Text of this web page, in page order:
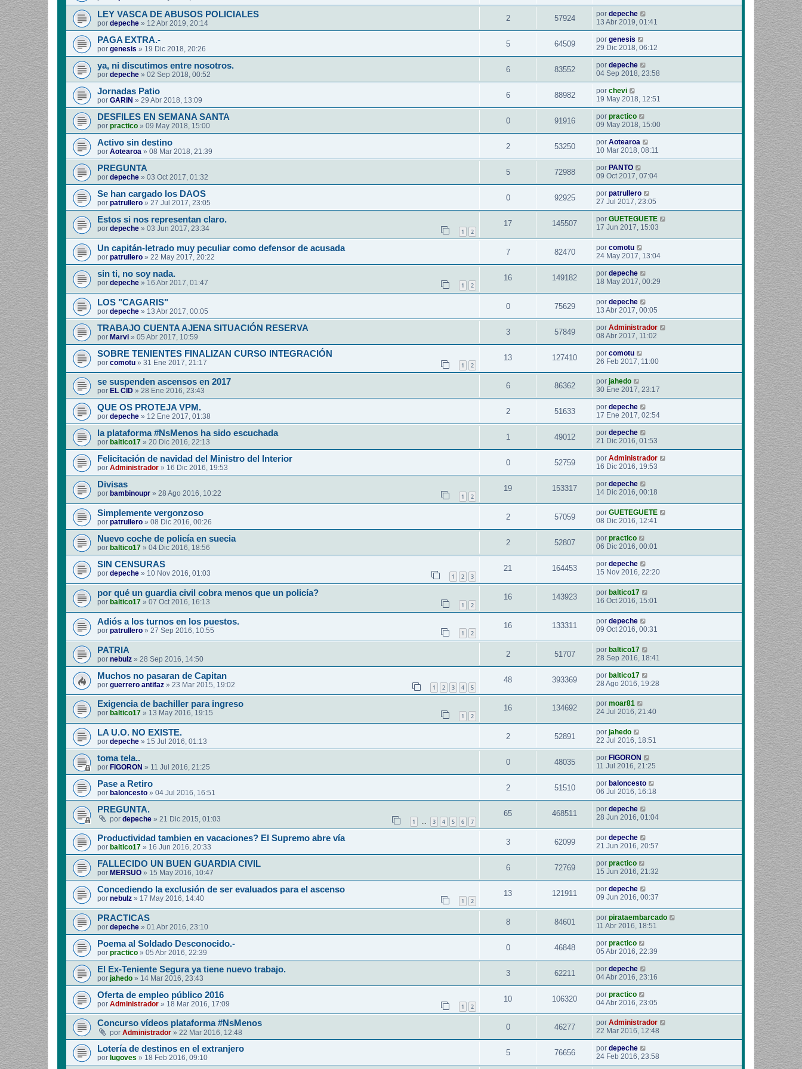
LEY VASCA DE ABUSOS POLICIALES
por depeche » 12 Abr 2019, 20:14
2 57924 por depeche
13 Abr 2019, 01:41
PAGA EXTRA.-
por genesis » 19 Dic 2018, 20:26
5 64509 por genesis
29 Dic 2018, 06:12
ya, ni discutimos entre nosotros.
por depeche » 02 Sep 2018, 00:52
6 83552 por depeche
04 Sep 2018, 23:58
Jornadas Patio
por GARIN » 29 Abr 2018, 13:09
6 88982 por chevi
19 May 2018, 12:51
DESFILES EN SEMANA SANTA
por practico » 09 May 2018, 15:00
0 91916 por practico
09 May 2018, 15:00
Activo sin destino
por Aotearoa » 08 Mar 2018, 21:39
2 53250 por Aotearoa
10 Mar 2018, 08:11
PREGUNTA
por depeche » 03 Oct 2017, 01:32
5 72988 por PANTO
09 Oct 2017, 07:04
Se han cargado los DAOS
por patrullero » 27 Jul 2017, 23:05
0 92925 por patrullero
27 Jul 2017, 23:05
Estos si nos representan claro.
por depeche » 03 Jun 2017, 23:34 1 2
17 145507 por GUETEGUETE
17 Jun 2017, 15:03
Un capitán-letrado muy peculiar como defensor de acusada
por patrullero » 22 May 2017, 20:22
7 82470 por comotu
24 May 2017, 13:04
sin ti, no soy nada.
por depeche » 16 Abr 2017, 01:47 1 2
16 149182 por depeche
18 May 2017, 00:29
LOS "CAGARIS"
por depeche » 13 Abr 2017, 00:05
0 75629 por depeche
13 Abr 2017, 00:05
TRABAJO CUENTA AJENA SITUACIÓN RESERVA
por Marvi » 05 Abr 2017, 10:59
3 57849 por Administrador
08 Abr 2017, 11:02
SOBRE TENIENTES FINALIZAN CURSO INTEGRACIÓN
por comotu » 31 Ene 2017, 21:17 1 2
13 127410 por comotu
26 Feb 2017, 11:00
se suspenden ascensos en 2017
por EL CID » 28 Ene 2016, 23:43
6 86362 por jahedo
30 Ene 2017, 23:17
QUE OS PROTEJA VPM.
por depeche » 12 Ene 2017, 01:38
2 51633 por depeche
17 Ene 2017, 02:54
la plataforma #NsMenos ha sido escuchada
por baltico17 » 20 Dic 2016, 22:13
1 49012 por depeche
21 Dic 2016, 01:53
Felicitación de navidad del Ministro del Interior
por Administrador » 16 Dic 2016, 19:53
0 52759 por Administrador
16 Dic 2016, 19:53
Divisas
por bambinoupr » 28 Ago 2016, 10:22 1 2
19 153317 por depeche
14 Dic 2016, 00:18
Simplemente vergonzoso
por patrullero » 08 Dic 2016, 00:26
2 57059 por GUETEGUETE
08 Dic 2016, 12:41
Nuevo coche de policía en suecia
por baltico17 » 04 Dic 2016, 18:56
2 52807 por practico
06 Dic 2016, 00:01
SIN CENSURAS
por depeche » 10 Nov 2016, 01:03 1 2 3
21 164453 por depeche
15 Nov 2016, 22:20
por qué un guardia civil cobra menos que un policía?
por baltico17 » 07 Oct 2016, 16:13 1 2
16 143923 por baltico17
16 Oct 2016, 15:01
Adiós a los turnos en los puestos.
por patrullero » 27 Sep 2016, 10:55 1 2
16 133311 por depeche
09 Oct 2016, 00:31
PATRIA
por nebulz » 28 Sep 2016, 14:50
2 51707 por baltico17
28 Sep 2016, 18:41
Muchos no pasaran de Capitan
por guerrero antifaz » 23 Mar 2015, 19:02 1 2 3 4 5
48 393369 por baltico17
28 Ago 2016, 19:28
Exigencia de bachiller para ingreso
por baltico17 » 13 May 2016, 19:15 1 2
16 134692 por moar81
24 Jul 2016, 21:40
LA U.O. NO EXISTE.
por depeche » 15 Jul 2016, 01:13
2 52891 por jahedo
22 Jul 2016, 18:51
toma tela..
por FIGORON » 11 Jul 2016, 21:25
0 48035 por FIGORON
11 Jul 2016, 21:25
Pase a Retiro
por baloncesto » 04 Jul 2016, 16:51
2 51510 por baloncesto
06 Jul 2016, 16:18
PREGUNTA.
por depeche » 21 Dic 2015, 01:03 1 3 4 5 6 7
65 468511 por depeche
28 Jun 2016, 01:04
Productividad tambien en vacaciones? El Supremo abre vía
por baltico17 » 16 Jun 2016, 20:33
3 62099 por depeche
21 Jun 2016, 20:57
FALLECIDO UN BUEN GUARDIA CIVIL
por MERSUO » 15 May 2016, 10:47
6 72769 por practico
15 Jun 2016, 21:32
Concediendo la exclusión de ser evaluados para el ascenso
por nebulz » 17 May 2016, 14:40 1 2
13 121911 por depeche
09 Jun 2016, 00:37
PRACTICAS
por depeche » 01 Abr 2016, 23:10
8 84601 por pirataembarcado
11 Abr 2016, 18:51
Poema al Soldado Desconocido.-
por practico » 05 Abr 2016, 22:39
0 46848 por practico
05 Abr 2016, 22:39
El Ex-Teniente Segura ya tiene nuevo trabajo.
por jahedo » 14 Mar 2016, 23:43
3 62211 por depeche
04 Abr 2016, 23:16
Oferta de empleo público 2016
por Administrador » 18 Mar 2016, 17:09 1 2
10 106320 por practico
04 Abr 2016, 23:05
Concurso vídeos plataforma #NsMenos
por Administrador » 22 Mar 2016, 12:48
0 46277 por Administrador
22 Mar 2016, 12:48
Lotería de destinos en el extranjero
por lugoves » 18 Feb 2016, 09:10
5 76656 por depeche
24 Feb 2016, 23:58